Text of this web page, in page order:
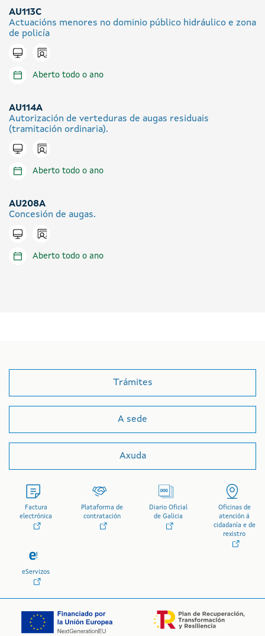
AU113C
Actuacións menores no dominio público hidráulico e zona
de policía
Tramitar en liña
Icono presencial
Aberto todo o ano
AU114A
Autorización de verteduras de augas residuais
(tramitación ordinaria).
Tramitar en liña
Icono presencial
Aberto todo o ano
AU208A
Concesión de augas.
Tramitar en liña
Icono presencial
Aberto todo o ano
Trámites
A sede
Axuda
Factura
electrónica
Plataforma de
contratación
Diario Oficial
de Galicia
Oficinas de
atención á
cidadanía e de
rexistro
eServizos